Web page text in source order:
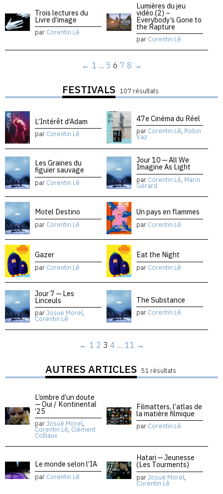
Trois lectures du
Livre d’image
par Corentin Lê
Lumières du jeu
vidéo (2) –
Everybody’s Gone to
the Rapture
par Corentin Lê
← 1 … 5 6 7 8 →
FESTIVALS 107 résultats
L’Intérêt d’Adam
par Corentin Lê
47e Cinéma du Réel
par Corentin Lê, Robin
Vaz
Les Graines du
figuier sauvage
par Corentin Lê
Jour 10 — All We
Imagine As Light
par Corentin Lê, Marin
Gérard
Motel Destino
par Corentin Lê
Un pays en flammes
par Corentin Lê
Gazer
par Corentin Lê
Eat the Night
par Corentin Lê
Jour 7 — Les
Linceuls
parJosué Morel,
Corentin Lê
The Substance
par Corentin Lê
← 1 2 3 4 … 11 →
AUTRES ARTICLES 51 résultats
L’ombre d’un doute
— Oui / Kontinental
’25
parJosué Morel,
Corentin Lê, Clément
Colliaux
Filmatters, l’atlas de
la matière filmique
par Corentin Lê
Le monde selon l’IA
par Corentin Lê
Hatari — Jeunesse
(Les Tourments)
parJosué Morel,
Corentin Lê